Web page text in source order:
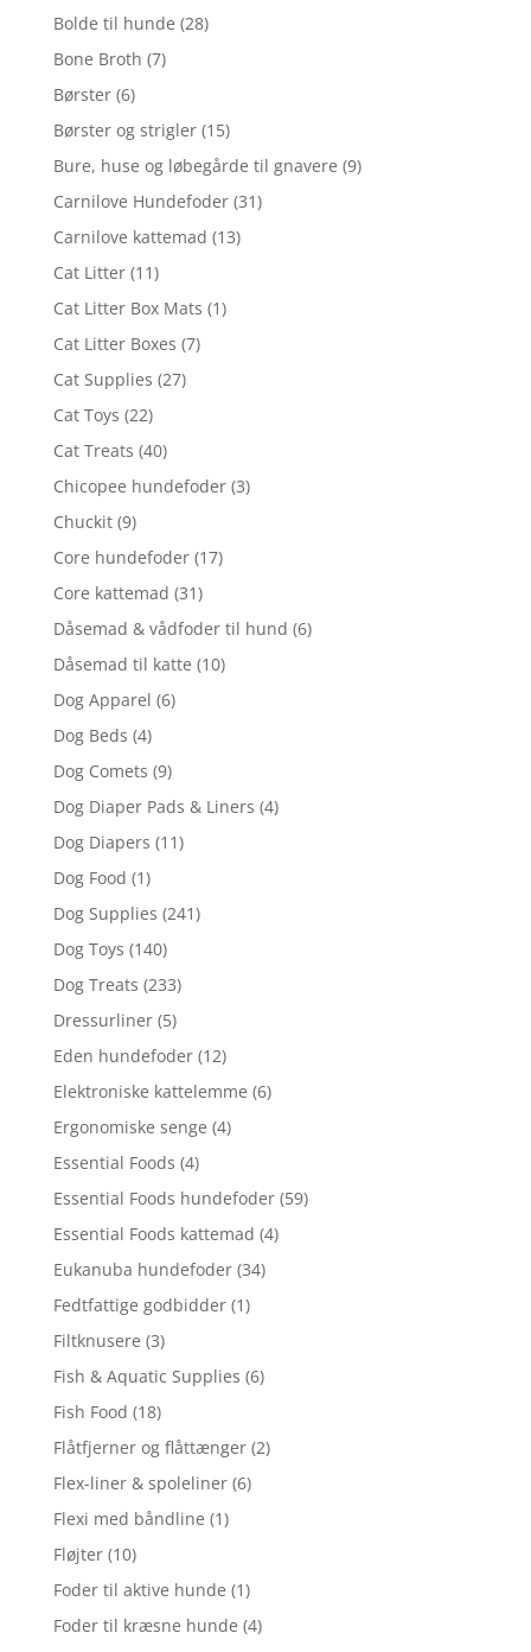
Bolde til hunde (28)
Bone Broth (7)
Børster (6)
Børster og strigler (15)
Bure, huse og løbegårde til gnavere (9)
Carnilove Hundefoder (31)
Carnilove kattemad (13)
Cat Litter (11)
Cat Litter Box Mats (1)
Cat Litter Boxes (7)
Cat Supplies (27)
Cat Toys (22)
Cat Treats (40)
Chicopee hundefoder (3)
Chuckit (9)
Core hundefoder (17)
Core kattemad (31)
Dåsemad & vådfoder til hund (6)
Dåsemad til katte (10)
Dog Apparel (6)
Dog Beds (4)
Dog Comets (9)
Dog Diaper Pads & Liners (4)
Dog Diapers (11)
Dog Food (1)
Dog Supplies (241)
Dog Toys (140)
Dog Treats (233)
Dressurliner (5)
Eden hundefoder (12)
Elektroniske kattelemme (6)
Ergonomiske senge (4)
Essential Foods (4)
Essential Foods hundefoder (59)
Essential Foods kattemad (4)
Eukanuba hundefoder (34)
Fedtfattige godbidder (1)
Filtknusere (3)
Fish & Aquatic Supplies (6)
Fish Food (18)
Flåtfjerner og flåttænger (2)
Flex-liner & spoleliner (6)
Flexi med båndline (1)
Fløjter (10)
Foder til aktive hunde (1)
Foder til kræsne hunde (4)